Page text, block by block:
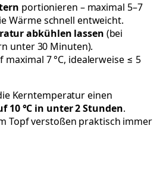
portionieren – maximal 5–7
Wärme schnell entweicht.
abkühlen lassen (bei
unter 30 Minuten).
maximal 7 °C, idealerweise ≤ 5
Kerntemperatur einen
10 °C in unter 2 Stunden.
Topf verstoßen praktisch immer